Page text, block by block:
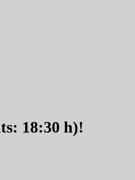
18:30 h)!